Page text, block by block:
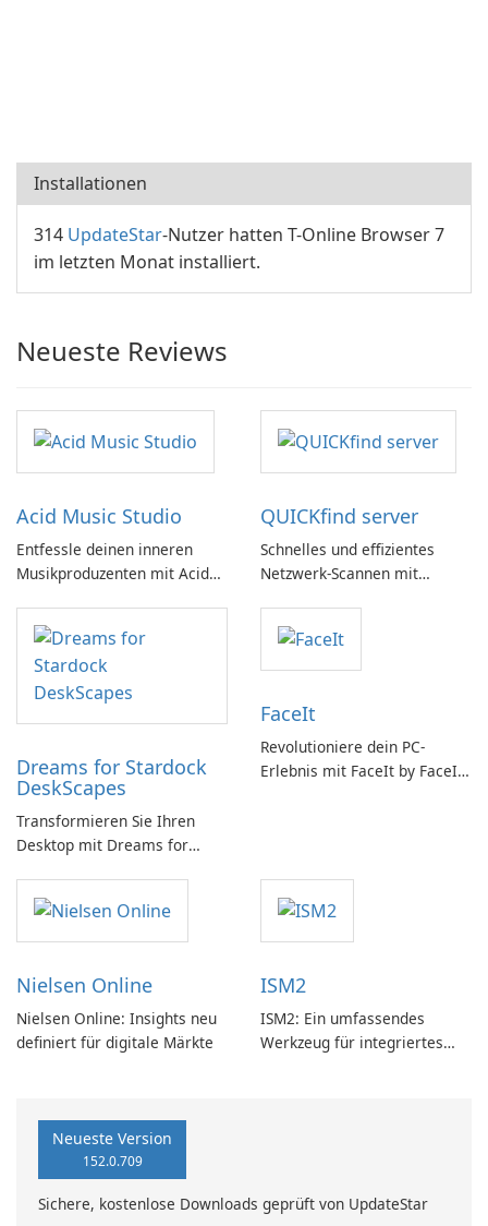
Installationen
314 UpdateStar-Nutzer hatten T-Online Browser 7
im letzten Monat installiert.
Neueste Reviews
Acid Music Studio
Entfessle deinen inneren
Musikproduzenten mit Acid
QUICKfind server
Schnelles und effizientes
Netzwerk-Scannen mit
Dreams for Stardock
DeskScapes
Transformieren Sie Ihren
Desktop mit Dreams for
FaceIt
Revolutioniere dein PC-
Erlebnis mit FaceIt by FaceIt
Nielsen Online
Nielsen Online: Insights neu
definiert für digitale Märkte
ISM2
ISM2: Ein umfassendes
Werkzeug für integriertes
Neueste Version
152.0.709
Sichere, kostenlose Downloads geprüft von UpdateStar